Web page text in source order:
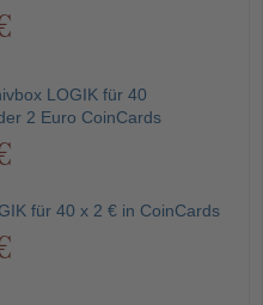
LOGIK für 40
2 Euro CoinCards
für 40 x 2 € in CoinCards